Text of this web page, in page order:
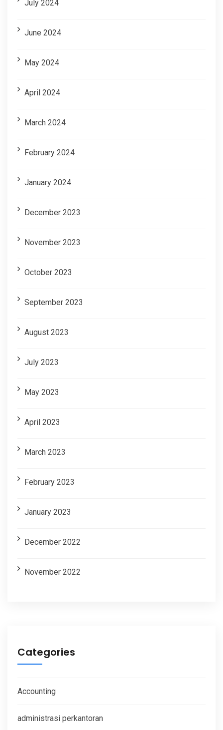
July 2024
June 2024
May 2024
April 2024
March 2024
February 2024
January 2024
December 2023
November 2023
October 2023
September 2023
August 2023
July 2023
May 2023
April 2023
March 2023
February 2023
January 2023
December 2022
November 2022
Categories
Accounting
administrasi perkantoran